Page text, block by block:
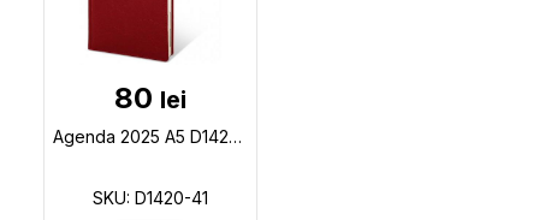
80 lei
Agenda 2025 A5 D1420 (Rosie) D1420-41
SKU: D1420-41